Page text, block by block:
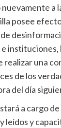
a
posee
instituciones,
una
de los
del día
a cargo de
leídos y